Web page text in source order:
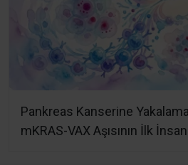
Pankreas Kanserine
mKRAS-VAX Aşısının İlk